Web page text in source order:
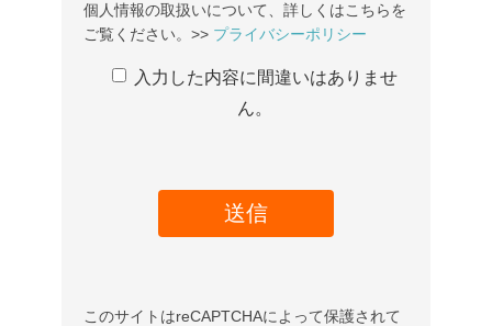
個人情報の取扱いについて、詳しくはこちらを
ご覧ください。>> プライバシーポリシー
入力した内容に間違いはありませ
ん。
このサイトはreCAPTCHAによって保護されて